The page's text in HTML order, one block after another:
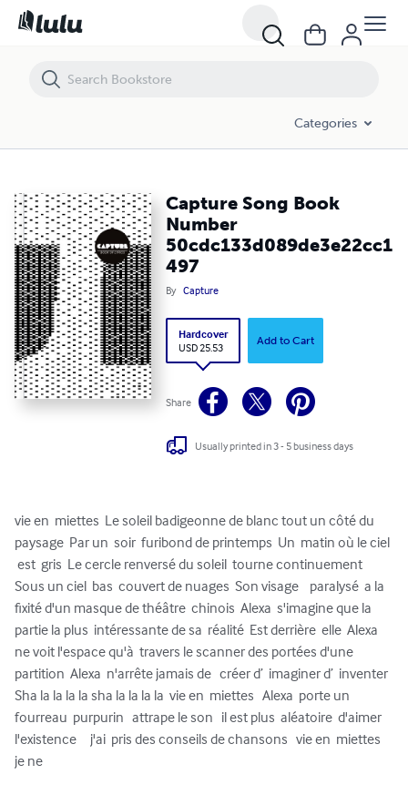
Categories
Capture Song Book
Number
50cdc133d089de3e22cc1
497
By Capture
Hardcover
USD 25.53
Add to Cart
Share
Usually printed in 3 - 5 business days
vie en  miettes  Le soleil badigeonne de blanc tout un côté du
paysage  Par un  soir  furibond de printemps  Un  matin où le ciel
est  gris  Le cercle renversé du soleil  tourne continuement
Sous un ciel  bas  couvert de nuages  Son visage    paralysé  a la
fixité d'un masque de théâtre  chinois  Alexa  s'imagine que la
partie la plus  intéressante de sa  réalité  Est derrière  elle  Alexa
ne voit l'espace qu'à  travers le scanner des portées d'une
partition  Alexa  n'arrête jamais de   créer d’  imaginer d’  inventer
Sha la la la la sha la la la la  vie en  miettes   Alexa  porte un
fourreau  purpurin   attrape le son   il est plus  aléatoire  d'aimer
l'existence     j'ai  pris des conseils de chansons   vie en  miettes
je ne
Capture Song Book Number 50cdc133d089de3e22cc1497